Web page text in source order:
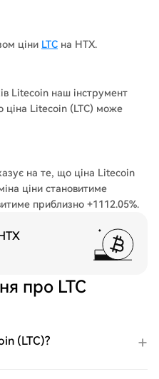
ціни LTC на HTX.
Litecoin наш інструмент
ціна Litecoin (LTC) може
на те, що ціна Litecoin
ціни становитиме
приблизно +1112.05%.
про LTC
(LTC)?